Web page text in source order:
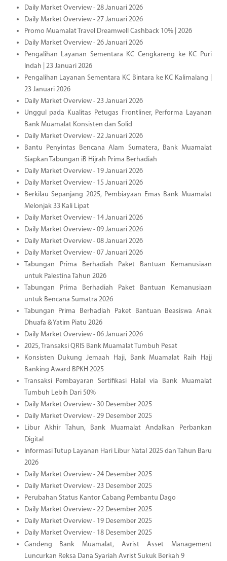
Daily Market Overview - 28 Januari 2026
Daily Market Overview - 27 Januari 2026
Promo Muamalat Travel Dreamwell Cashback 10% | 2026
Daily Market Overview - 26 Januari 2026
Pengalihan Layanan Sementara KC Cengkareng ke KC Puri
Indah | 23 Januari 2026
Pengalihan Layanan Sementara KC Bintara ke KC Kalimalang |
23 Januari 2026
Daily Market Overview - 23 Januari 2026
Unggul pada Kualitas Petugas Frontliner, Performa Layanan
Bank Muamalat Konsisten dan Solid
Daily Market Overview - 22 Januari 2026
Bantu Penyintas Bencana Alam Sumatera, Bank Muamalat
Siapkan Tabungan iB Hijrah Prima Berhadiah
Daily Market Overview - 19 Januari 2026
Daily Market Overview - 15 Januari 2026
Berkilau Sepanjang 2025, Pembiayaan Emas Bank Muamalat
Melonjak 33 Kali Lipat
Daily Market Overview - 14 Januari 2026
Daily Market Overview - 09 Januari 2026
Daily Market Overview - 08 Januari 2026
Daily Market Overview - 07 Januari 2026
Tabungan Prima Berhadiah Paket Bantuan Kemanusiaan
untuk Palestina Tahun 2026
Tabungan Prima Berhadiah Paket Bantuan Kemanusiaan
untuk Bencana Sumatra 2026
Tabungan Prima Berhadiah Paket Bantuan Beasiswa Anak
Dhuafa & Yatim Piatu 2026
Daily Market Overview - 06 Januari 2026
2025, Transaksi QRIS Bank Muamalat Tumbuh Pesat
Konsisten Dukung Jemaah Haji, Bank Muamalat Raih Hajj
Banking Award BPKH 2025
Transaksi Pembayaran Sertifikasi Halal via Bank Muamalat
Tumbuh Lebih Dari 50%
Daily Market Overview - 30 Desember 2025
Daily Market Overview - 29 Desember 2025
Libur Akhir Tahun, Bank Muamalat Andalkan Perbankan
Digital
Informasi Tutup Layanan Hari Libur Natal 2025 dan Tahun Baru
2026
Daily Market Overview - 24 Desember 2025
Daily Market Overview - 23 Desember 2025
Perubahan Status Kantor Cabang Pembantu Dago
Daily Market Overview - 22 Desember 2025
Daily Market Overview - 19 Desember 2025
Daily Market Overview - 18 Desember 2025
Gandeng Bank Muamalat, Avrist Asset Management
Luncurkan Reksa Dana Syariah Avrist Sukuk Berkah 9